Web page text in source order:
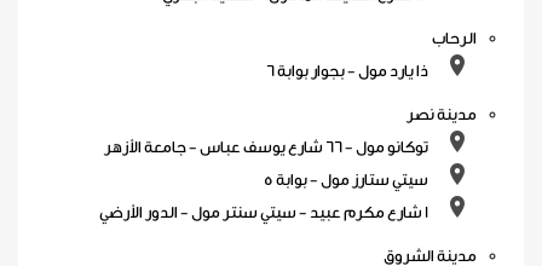
الرحاب
ذا يارد مول - بجوار بوابة 6
مدينة نصر
توكانو مول - 66 شارع يوسف عباس - جامعة الأزهر
سيتي ستارز مول - بوابة 5
مدينة الشروق